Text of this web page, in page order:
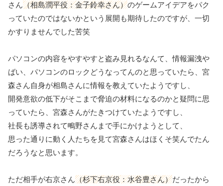
さん（相島潤平役：金子鈴幸さん）のゲームアイデアをパク
っていたのではないかという展開も期待したのですが、一切
かすりませんでした苦笑
パソコンの内容をやすやすと盗み見れるなんて、情報漏洩や
ばい、パソコンのロックどうなってんのと思っていたら、宮
森さん自身が相島さんに情報を教えていたようですし、
開発意欲の低下がそこまで脅迫の材料になるのかと疑問に思
っていたら、宮森さんがたきつけていたようですし、
社長も誘導されて鴫野さんまで手にかけようとして、
思った通りに動く人たちを見て宮森さんはほくそ笑んでたん
だろうなと思います。
ただ相手が右京さん（杉下右京役：水谷豊さん）だったから